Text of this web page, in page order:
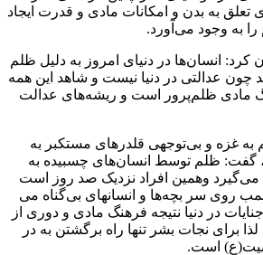
به بدن و امکانات مادی و قدرت ایجاد
به وجود می‌آورد.
کرد: انسان‌ها در دنیای امروز به دلیل ظلم
چون عدالتی در دنیا نیست و شاهد این همه
مادی ظلم‌پرور است و ریشه‌های عدالت
به غزه و بی‌توجهی قلدرهای مستکبر به
گفت: ظلم توسط انسان‌های چسبیده به
می‌گیرد وهمین افراد نزدیک صد روز است
روی سر بچه‌ها و انسانهای بی‌گناه می
در دنیا نتیجه فرهنگ مادی و دوری از
برای نجات بشر تنها راه برگشتن به در
بیت(ع) است.